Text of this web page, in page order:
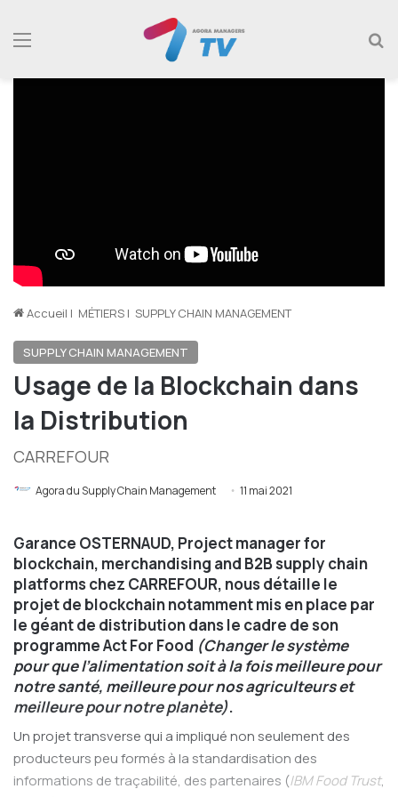
Menu
Accueil | MÉTIERS | SUPPLY CHAIN MANAGEMENT
SUPPLY CHAIN MANAGEMENT
Usage de la Blockchain dans
la Distribution
CARREFOUR
Agora du Supply Chain Management 11 mai 2021
Garance OSTERNAUD, Project manager for
blockchain, merchandising and B2B supply chain
platforms chez CARREFOUR, nous détaille le
projet de blockchain notamment mis en place par
le géant de distribution dans le cadre de son
programme Act For Food (Changer le système
pour que l’alimentation soit à la fois meilleure pour
notre santé, meilleure pour nos agriculteurs et
meilleure pour notre planète).
Un projet transverse qui a impliqué non seulement des
producteurs peu formés à la standardisation des
informations de traçabilité, des partenaires (IBM Food Trust,